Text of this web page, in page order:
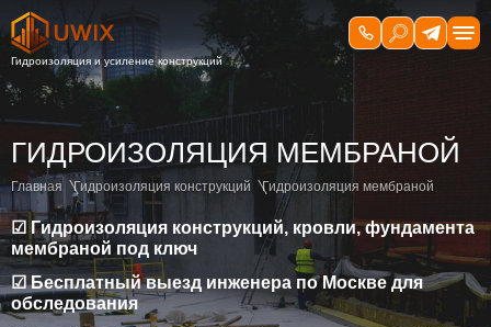
ГИДРОИЗОЛЯЦИЯ МЕМБРАНОЙ
Главная Гидроизоляция конструкций Гидроизоляция мембраной
☑ Гидроизоляция конструкций, кровли, фундамента
мембраной под ключ
☑ Бесплатный выезд инженера по Москве для
обследования